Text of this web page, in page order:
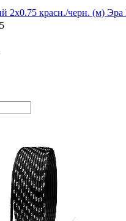
2х0.75 красн./черн. (м) Эра